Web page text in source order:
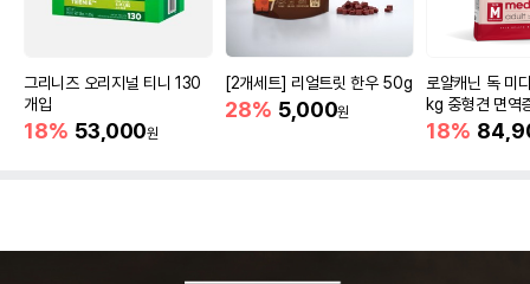
그리니즈 오리지널 티니 130
개입
18% 53,000원
[2개세트] 리얼트릿 한우 50g
28% 5,000원
로얄캐닌 독 미
kg 중형견 면역
18%